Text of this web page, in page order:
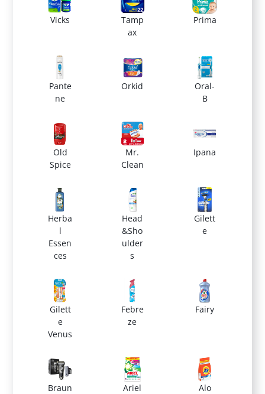
Vicks
Tamp
ax
Prima
Pante
ne
Orkid
Oral-
B
Old
Spice
Mr.
Clean
Ipana
Herba
l
Essen
ces
Head
&Sho
ulder
s
Gilett
e
Gilett
e
Venus
Febre
ze
Fairy
Braun Ariel Alo